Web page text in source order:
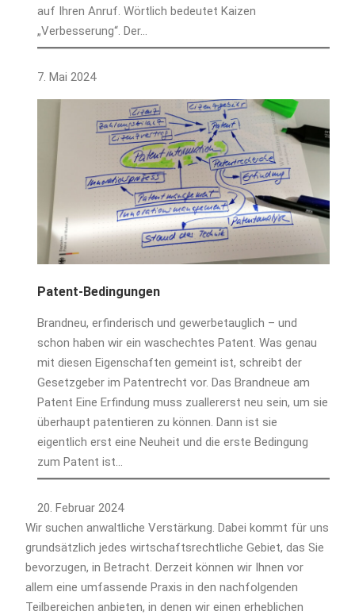
auf Ihren Anruf. Wörtlich bedeutet Kaizen
„Verbesserung“. Der…
7. Mai 2024
Patent-Bedingungen
Brandneu, erfinderisch und gewerbetauglich – und
schon haben wir ein waschechtes Patent. Was genau
mit diesen Eigenschaften gemeint ist, schreibt der
Gesetzgeber im Patentrecht vor. Das Brandneue am
Patent Eine Erfindung muss zuallererst neu sein, um sie
überhaupt patentieren zu können. Dann ist sie
eigentlich erst eine Neuheit und die erste Bedingung
zum Patent ist…
20. Februar 2024
Wir suchen anwaltliche Verstärkung. Dabei kommt für uns
grundsätzlich jedes wirtschaftsrechtliche Gebiet, das Sie
bevorzugen, in Betracht. Derzeit können wir Ihnen vor
allem eine umfassende Praxis in den nachfolgenden
Teilbereichen anbieten, in denen wir einen erheblichen